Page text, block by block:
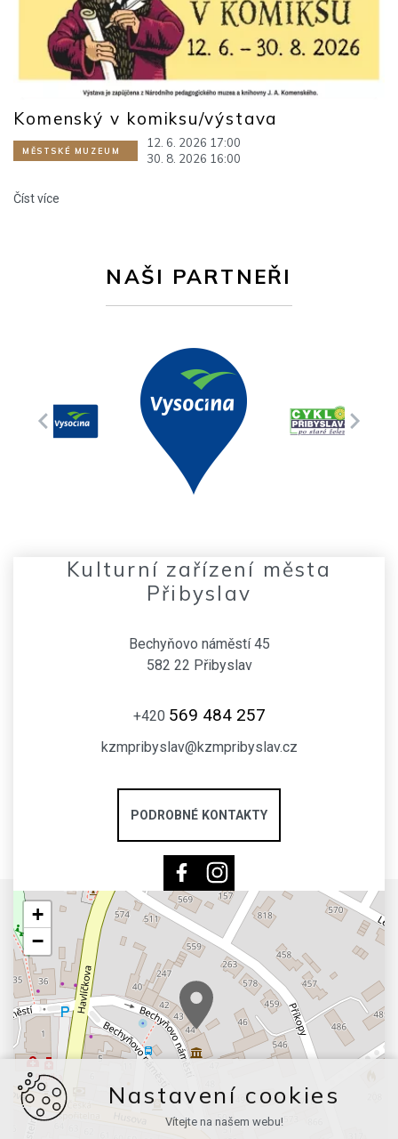
MĚSTSKÉ MUZEUM
12. 6. 2026 17:00
30. 8. 2026 16:00
Komenský v komiksu/výstava
Číst více
NAŠI PARTNEŘI
Kulturní zařízení města
Přibyslav
Bechyňovo náměstí 45
582 22 Přibyslav
+420 569 484 257
kzmpribyslav@kzmpribyslav.cz
PODROBNÉ KONTAKTY
+
−
Nastavení cookies
Vítejte na našem webu!